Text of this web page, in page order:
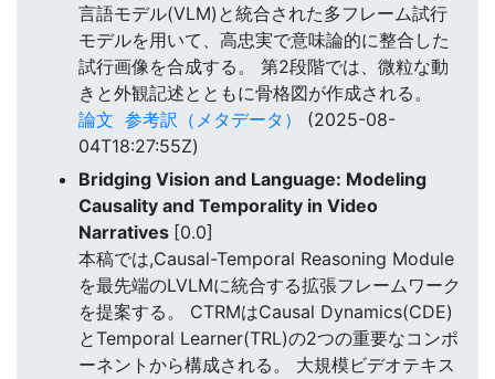
言語モデル(VLM)と統合された多フレーム試行
モデルを用いて、高忠実で意味論的に整合した
試行画像を合成する。 第2段階では、微粒な動
きと外観記述とともに骨格図が作成される。
論文 参考訳（メタデータ）
(2025-08-
04T18:27:55Z)
Bridging Vision and Language: Modeling
Causality and Temporality in Video
Narratives [0.0]
本稿では,Causal-Temporal Reasoning Module
を最先端のLVLMに統合する拡張フレームワーク
を提案する。 CTRMはCausal Dynamics(CDE)
とTemporal Learner(TRL)の2つの重要なコンポ
ーネントから構成される。 大規模ビデオテキス